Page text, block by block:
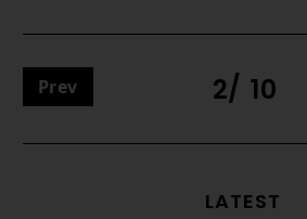
Prev 2 10
LATEST